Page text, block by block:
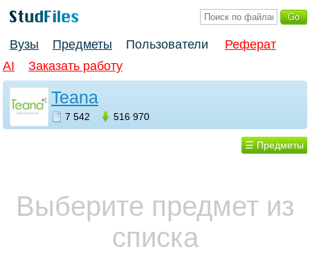
Вузы Предметы Пользователи
Реферат
AI
Заказать работу
Teana
7 542 516 970
☰ Предметы
Выберите предмет из
списка